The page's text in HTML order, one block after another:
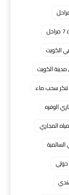
الكويت
الكويت
تنكر سحب ماء
الوفره
المجاري